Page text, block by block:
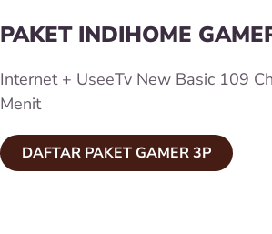
PAKET INDIHOME
Internet + UseeTv New Basic 109
Menit
DAFTAR PAKET GAMER 3P